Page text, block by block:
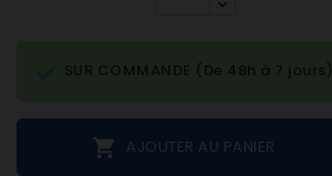
 AJOUTER AU PANIER
SUR COMMANDE (De 48h à 7 jours)